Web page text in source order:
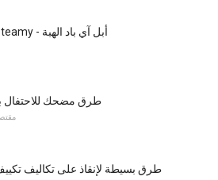
مطبخ Steamy - أبل آي باد الهبة
طرق مضحك للاحتفال
طرق بسيطة لإنقاذ على تكاليف